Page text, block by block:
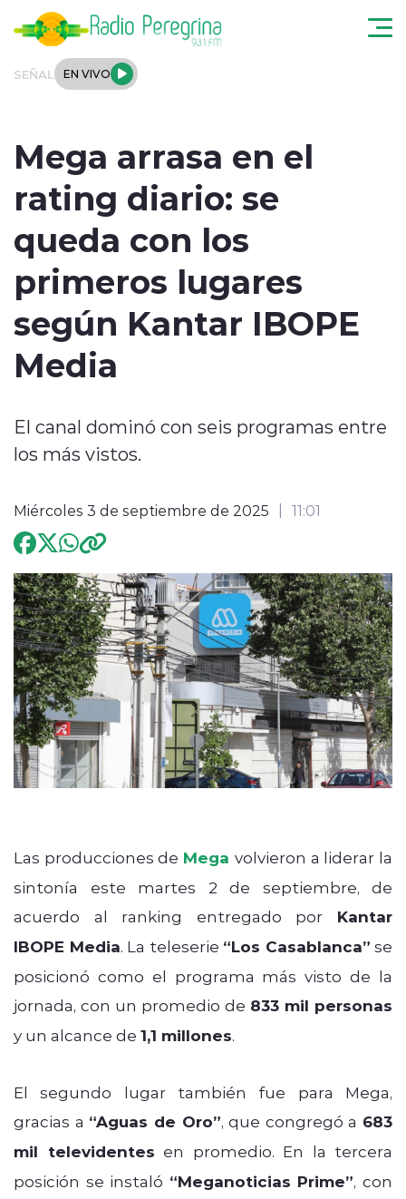
SEÑAL EN VIVO
Regionales
Tendencias
Podcast
Internacional
Deportes
Programación
modo claro
Mega arrasa en el
rating diario: se
queda con los
primeros lugares
según Kantar IBOPE
Media
El canal dominó con seis programas entre
los más vistos.
Miércoles 3 de septiembre de 2025 11:01
Las producciones de Mega volvieron a liderar la
sintonía este martes 2 de septiembre, de
acuerdo al ranking entregado por Kantar
IBOPE Media. La teleserie “Los Casablanca” se
posicionó como el programa más visto de la
jornada, con un promedio de 833 mil personas
y un alcance de 1,1 millones.
El segundo lugar también fue para Mega,
gracias a “Aguas de Oro”, que congregó a 683
mil televidentes en promedio. En la tercera
posición se instaló “Meganoticias Prime”, con